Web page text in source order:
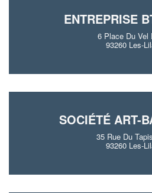
ENTREPRISE
6 Place Du Vel
93260 Les-
SOCIÉTÉ ART-
35 Rue Du
93260 Les-